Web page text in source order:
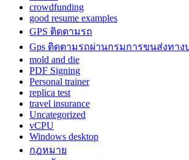
crowdfunding
good resume examples
GPS ติดตามรถ
Gps ติดตามรถผ่านกรมการขนส่งทาง
mold and die
PDF Signing
Personal trainer
replica test
travel insurance
Uncategorized
vCPU
Windows desktop
กฎหมาย